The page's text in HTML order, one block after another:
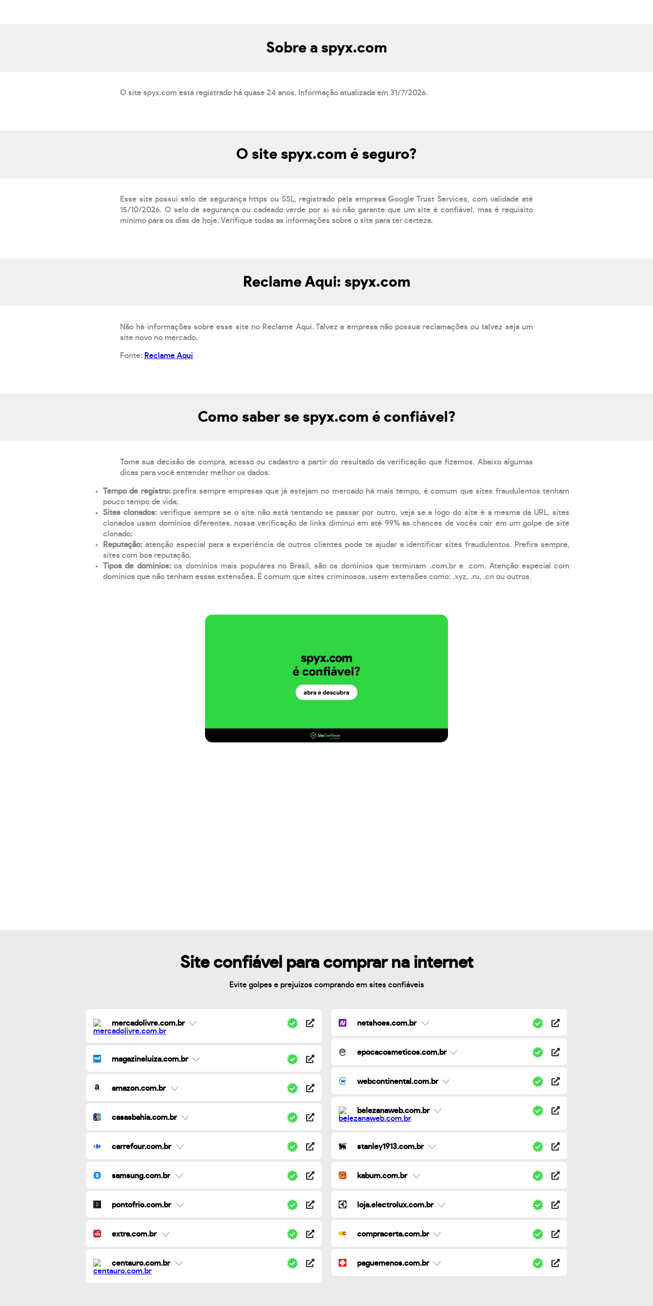
Sobre a spyx.com
O site spyx.com está registrado há quase 24 anos. Informação atualizada em 31/7/2026.
O site spyx.com é seguro?
Esse site possui selo de segurança https ou SSL, registrado pela empresa Google Trust Services, com validade até
15/10/2026. O selo de segurança ou cadeado verde por si só não garante que um site é confiável, mas é requisito
mínimo para os dias de hoje. Verifique todas as informações sobre o site para ter certeza.
Reclame Aqui: spyx.com
Não há informações sobre esse site no Reclame Aqui. Talvez a empresa não possua reclamações ou talvez seja um
site novo no mercado.
Fonte: Reclame Aqui
Como saber se spyx.com é confiável?
Tome sua decisão de compra, acesso ou cadastro a partir do resultado da verificação que fizemos. Abaixo algumas
dicas para você entender melhor os dados:
Tempo de registro: prefira sempre empresas que já estejam no mercado há mais tempo, é comum que sites fraudulentos tenham
pouco tempo de vida;
Sites clonados: verifique sempre se o site não está tentando se passar por outro, veja se a logo do site é a mesma da URL, sites
clonados usam domínios diferentes, nossa verificação de links diminui em até 99% as chances de vocês cair em um golpe de site
clonado;
Reputação: atenção especial para a experiência de outros clientes pode te ajudar a identificar sites fraudulentos. Prefira sempre,
sites com boa reputação.
Tipos de domínios:os domínios mais populares no Brasil, são os domínios que terminam .com.br e .com. Atenção especial com
domínios que não tenham essas extensões. É comum que sites criminosos, usem extensões como: .xyz, .ru, .cn ou outros.
Site confiável para comprar na internet
Evite golpes e prejuízos comprando em sites confiáveis
mercadolivre.com.br
magazineluiza.com.br
amazon.com.br
casasbahia.com.br
carrefour.com.br
samsung.com.br
pontofrio.com.br
extra.com.br
centauro.com.br
netshoes.com.br
epocacosmeticos.com.br
webcontinental.com.br
belezanaweb.com.br
stanley1913.com.br
kabum.com.br
loja.electrolux.com.br
compracerta.com.br
paguemenos.com.br